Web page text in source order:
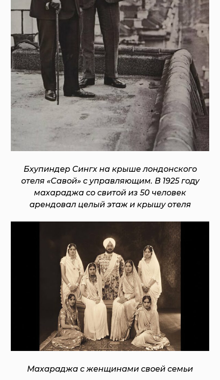
Бхупиндер Сингх на крыше лондонского
отеля «Савой» с управляющим. В 1925 году
махараджа со свитой из 50 человек
арендовал целый этаж и крышу отеля
Махараджа с женщинами своей семьи